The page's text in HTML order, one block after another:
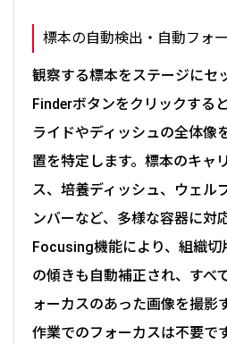
標本の自動検出・自動フォ
観察する標本をステージにセ
Finderボタンをクリックする
ライドやディッシュの全体像
置を特定します。標本のキャ
ス、培養ディッシュ、ウェル
ンバーなど、多様な容器に対
Focusing機能により、組織
の傾きも自動補正され、すべ
ォーカスのあった画像を撮影
作業でのフォーカスは不要です